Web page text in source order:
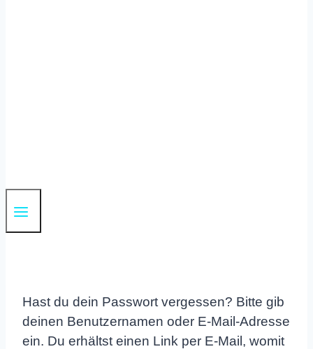
Hast du dein Passwort vergessen? Bitte gib
deinen Benutzernamen oder E-Mail-Adresse
ein. Du erhältst einen Link per E-Mail, womit